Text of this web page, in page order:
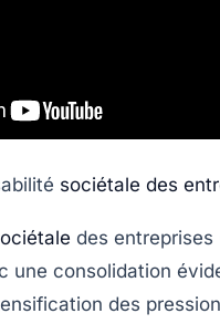
sociétale des
des entreprises
une consolidation
des